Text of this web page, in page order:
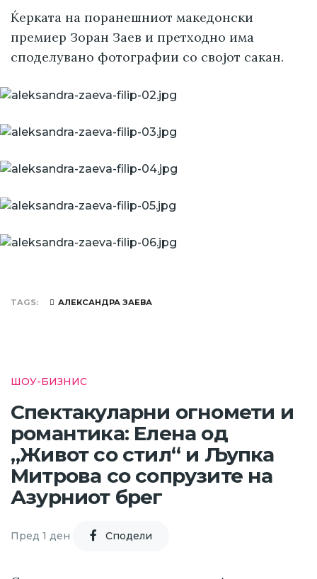
Ќерката на поранешниот македонски
премиер Зоран Заев и претходно има
споделувано фотографии со својот сакан.
TAGS АЛЕКСАНДРА ЗАЕВА
ШОУ-БИЗНИС
Спектакуларни огномети и
романтика: Елена од
„Живот со стил“ и Љупка
Митрова со сопрузите на
Азурниот брег
Пред 1 ден Cподели